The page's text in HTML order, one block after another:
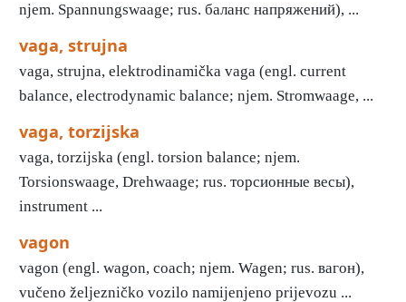
njem. Spannungswaage; rus. баланс напряжений), ...
vaga, strujna
vaga, strujna, elektrodinamička vaga (engl. current
balance, electrodynamic balance; njem. Stromwaage, ...
vaga, torzijska
vaga, torzijska (engl. torsion balance; njem.
Torsionswaage, Drehwaage; rus. торсионные весы),
instrument ...
vagon
vagon (engl. wagon, coach; njem. Wagen; rus. вагон),
vučeno željezničko vozilo namijenjeno prijevozu ...